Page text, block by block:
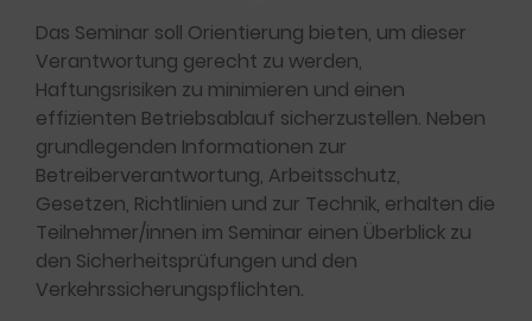
Das Seminar soll Orientierung bieten, um dieser
Verantwortung gerecht zu werden,
Haftungsrisiken zu minimieren und einen
effizienten Betriebsablauf sicherzustellen. Neben
grundlegenden Informationen zur
Betreiberverantwortung, Arbeitsschutz,
Gesetzen, Richtlinien und zur Technik, erhalten die
Teilnehmer/innen im Seminar einen Überblick zu
den Sicherheitsprüfungen und den
Verkehrssicherungspflichten.